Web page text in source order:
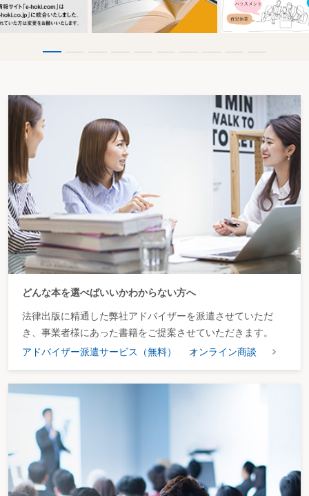
請求人は、A家屋及びB家屋は渡り廊下で接合されており、一体で
売却することしかできない家屋であるから、併せて一構えの一の家
には当たらず、本件特例の適用はないとしている。
特例の適用範囲、延床面積の割合による計算は不合
理
ただし、審判所は、争点外である本件特例の適用範囲の計算方法
について、原処分庁の計算方法は不合理であるとして処分の一部を
取り消している。具体的には、原処分庁の計算方法（延床面積の割
由によって家屋の延床面積に大きな差異が生じ、結局、本件特例が
適用される土地の範囲に大きな違いが生じるなど、不合理な結果と
なりえるから、その計算方法は採用することはできないと指摘。そ
の上で、土地上に本件特例の適用対象となる家屋とそれ以外の家屋
その範囲は、特段の事情が存しない限り、各家屋の建築面積の割合
により本件特例が適用される土地の面積を算定するのが相当である
とした。
どんな本を選べばいいかわからない方へ
法律出版に精通した弊社アドバイザーを派遣させていただ
き、事業者様にあった書籍をご提案させていただきます。
アドバイザー派遣サービス（無料）
オンライン商談